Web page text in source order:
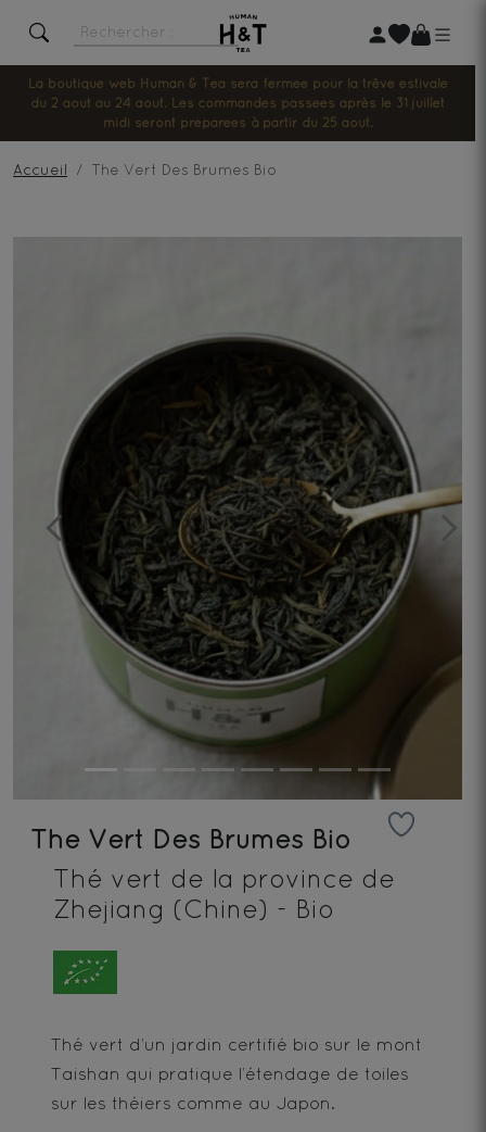
La boutique web Human & Tea sera fermée pour la trêve estivale
du 2 août au 24 août. Les commandes passées après le 31 juillet
midi seront préparées à partir du 25 août.
Accueil The Vert Des Brumes Bio
Previous Next
The Vert Des Brumes Bio
Thé vert de la province de
Zhejiang (Chine) - Bio
Thé vert d’un jardin certifié bio sur le mont
Taishan qui pratique l’étendage de toiles
sur les théiers comme au Japon.